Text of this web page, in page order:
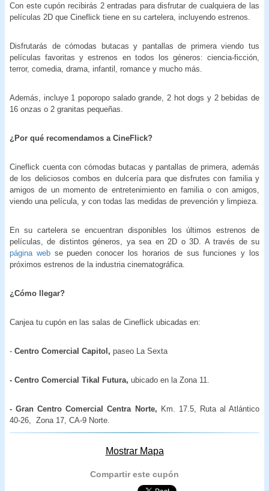
Con este cupón recibirás 2 entradas para disfrutar de cualquiera de las
películas 2D que Cineflick tiene en su cartelera, incluyendo estrenos.
Disfrutarás de cómodas butacas y pantallas de primera viendo tus
películas favoritas y estrenos en todos los géneros: ciencia-ficción,
terror, comedia, drama, infantil, romance y mucho más.
Además, incluye 1 poporopo salado grande, 2 hot dogs y 2 bebidas de
16 onzas o 2 granitas pequeñas.
¿Por qué recomendamos a CineFlick?
Cineflick cuenta con cómodas butacas y pantallas de primera, además
de los deliciosos combos en dulcería para que disfrutes con familia y
amigos de un momento de entretenimiento en familia o con amigos,
viendo una película, y con todas las medidas de prevención y limpieza.
En su cartelera se encuentran disponibles los últimos estrenos de
películas, de distintos géneros, ya sea en 2D o 3D. A través de su
página webse pueden conocer los horarios de sus funciones y los
próximos estrenos de la industria cinematográfica.
¿Cómo llegar?
Canjea tu cupón en las salas de Cineflick ubicadas en:
- Centro Comercial Capitol, paseo La Sexta
- Centro Comercial Tikal Futura, ubicado en la Zona 11.
- Gran Centro Comercial Centra Norte, Km. 17.5, Ruta al Atlántico
40-26, Zona 17, CA-9 Norte.
Mostrar Mapa
Compartir este cupón